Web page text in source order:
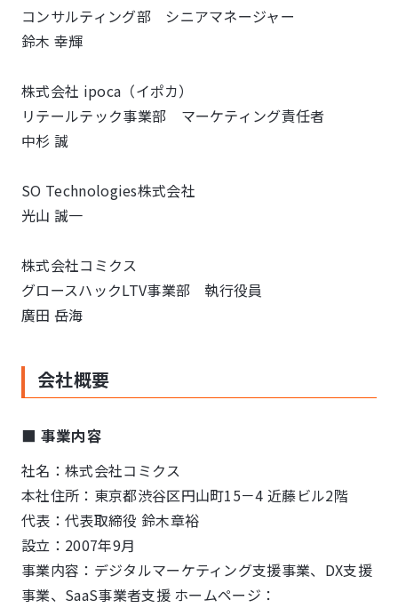
コンサルティング部 シニアマネージャー
鈴木 幸輝
株式会社 ipoca（イポカ）
リテールテック事業部 マーケティング責任者
中杉 誠
SO Technologies株式会社
光山 誠一
株式会社コミクス
グロースハックLTV事業部 執行役員
廣田 岳海
会社概要
■ 事業内容
社名：株式会社コミクス
本社住所：東京都渋⾕区円⼭町15－4 近藤ビル2階
代表：代表取締役 鈴⽊章裕
設⽴：2007年9⽉
事業内容：デジタルマーケティング⽀援事業、DX⽀援
事業、SaaS事業者⽀援 ホームページ：